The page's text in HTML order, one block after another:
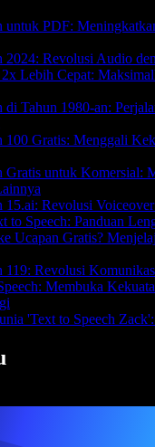
untuk PDF:
2024: Revolusi Audio
2x Lebih Cepat:
di Tahun 1980-an:
100 Gratis: Menggali
Gratis untuk Komersial:
15.ai: Revolusi
to Speech: Panduan
Ucapan Gratis?
119: Revolusi
Membuka
'Text to Speech